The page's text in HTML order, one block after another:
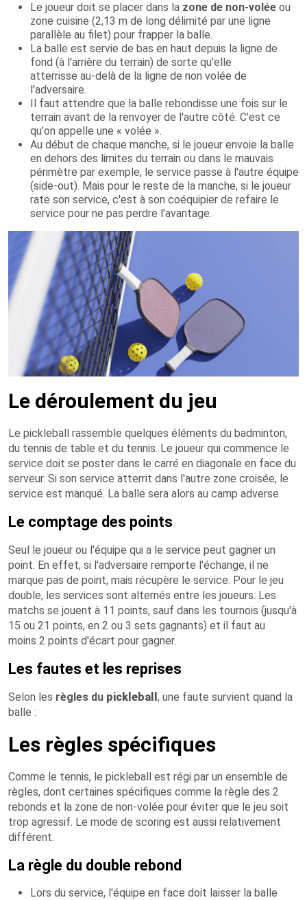
Le joueur doit se placer dans la zone de non-volée ou
zone cuisine (2,13 m de long délimité par une ligne
parallèle au filet) pour frapper la balle.
La balle est servie de bas en haut depuis la ligne de
fond (à l'arrière du terrain) de sorte qu'elle
atterrisse au-delà de la ligne de non volée de
l'adversaire.
Il faut attendre que la balle rebondisse une fois sur le
terrain avant de la renvoyer de l'autre côté. C'est ce
qu'on appelle une « volée ».
Au début de chaque manche, si le joueur envoie la balle
en dehors des limites du terrain ou dans le mauvais
périmètre par exemple, le service passe à l'autre équipe
(side-out). Mais pour le reste de la manche, si le joueur
rate son service, c'est à son coéquipier de refaire le
service pour ne pas perdre l'avantage.
Le déroulement du jeu
Le pickleball rassemble quelques éléments du badminton,
du tennis de table et du tennis. Le joueur qui commence le
service doit se poster dans le carré en diagonale en face du
serveur. Si son service atterrit dans l'autre zone croisée, le
service est manqué. La balle sera alors au camp adverse.
Le comptage des points
Seul le joueur ou l'équipe qui a le service peut gagner un
point. En effet, si l'adversaire remporte l'échange, il ne
marque pas de point, mais récupère le service. Pour le jeu
double, les services sont alternés entre les joueurs. Les
matchs se jouent à 11 points, sauf dans les tournois (jusqu'à
15 ou 21 points, en 2 ou 3 sets gagnants) et il faut au
moins 2 points d'écart pour gagner.
Les fautes et les reprises
Selon les règles du pickleball , une faute survient quand la
balle :
Les règles spécifiques
Comme le tennis, le pickleball est régi par un ensemble de
règles, dont certaines spécifiques comme la règle des 2
rebonds et la zone de non-volée pour éviter que le jeu soit
trop agressif. Le mode de scoring est aussi relativement
différent.
La règle du double rebond
Lors du service, l'équipe en face doit laisser la balle